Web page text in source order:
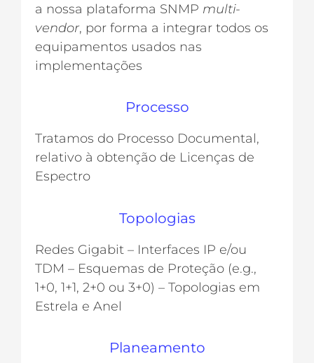
a nossa plataforma SNMP multi-
vendor, por forma a integrar todos os
equipamentos usados nas
implementações
Processo
Tratamos do Processo Documental,
relativo à obtenção de Licenças de
Espectro
Topologias
Redes Gigabit – Interfaces IP e/ou
TDM – Esquemas de Proteção (e.g.,
1+0, 1+1, 2+0 ou 3+0) – Topologias em
Estrela e Anel
Planeamento